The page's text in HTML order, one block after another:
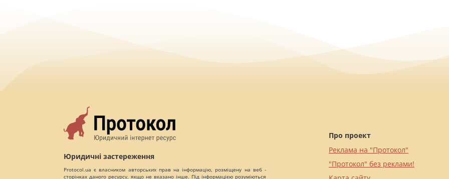
Юридичні застереження
Protocol.ua є власником авторських прав на інформацію, розміщену на веб -
сторінках даного ресурсу, якщо не вказано інше. Під інформацією розуміються
Про проект
Реклама на "Протокол"
"Протокол" без реклами!